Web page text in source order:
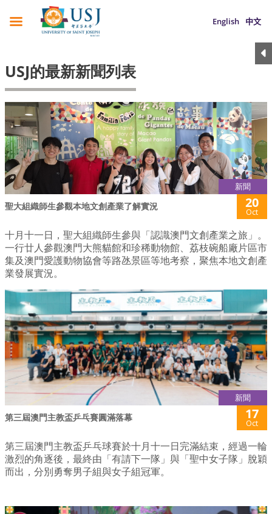
English 中文
USJ的最新新聞列表
新聞
聖大組織師生參觀本地文創產業了解實況 20
Oct
十月十一日，聖大組織師生參與「認識澳門文創產業之旅」。
一行廿人參觀澳門大熊貓館和珍稀動物館、荔枝碗船廠片區市
集及澳門愛護動物協會等路氹景區等地考察，聚焦本地文創產
業發展實況。
新聞
第三屆澳門主教盃乒乓賽圓滿落幕 17
Oct
第三屆澳門主教盃乒乓球賽於十月十一日完滿結束，經過一輪
激烈的角逐後，最終由「有請下一隊」與「聖中女子隊」脫穎
而出，分別勇奪男子組與女子組冠軍。